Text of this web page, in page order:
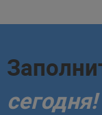
сегодня!